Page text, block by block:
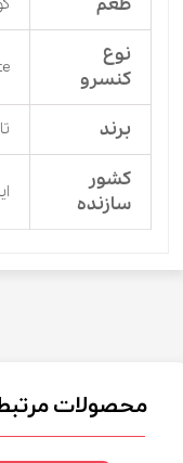
نوع
کنسرو
برند
کشور
سازنده
محصولات